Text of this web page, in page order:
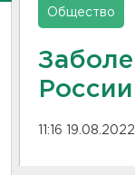
Общество
11:16 19.08.2022